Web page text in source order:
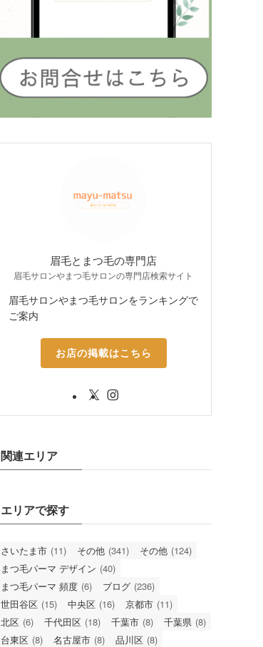
眉毛とまつ毛の専門店
眉毛サロンやまつ毛サロンの専門店検索サイト
眉毛サロンやまつ毛サロンをランキングで
ご案内
お店の掲載はこちら
関連エリア
エリアで探す
さいたま市 (11) その他 (341) その他 (124)
まつ毛パーマ デザイン (40)
まつ毛パーマ 頻度 (6) ブログ (236)
世田谷区 (15) 中央区 (16) 京都市 (11)
北区 (6) 千代田区 (18) 千葉市 (8) 千葉県 (8)
台東区 (8) 名古屋市 (8) 品川区 (8)